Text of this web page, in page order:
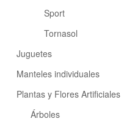
Sport
Tornasol
Juguetes
Manteles individuales
Plantas y Flores Artificiales
Árboles